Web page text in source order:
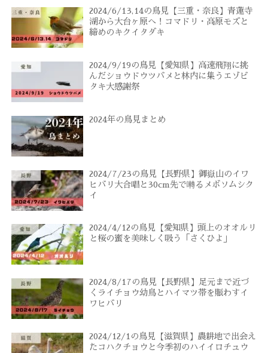
2024/6/13,14の鳥見【三重・奈良】青蓮寺
湖から大台ヶ原へ！コマドリ・高原モズと
締めのキクイタダキ
2024/9/19の鳥見【愛知県】高速飛翔に挑
んだショウドウツバメと林内に集うエゾビ
タキ大感謝祭
2024年の鳥見まとめ
2024/7/23の鳥見【長野県】御嶽山のイワ
ヒバリ大合唱と30cm先で囀るメボソムシク
イ
2024/4/12の鳥見【愛知県】頭上のオオルリ
と桜の蜜を美味しく吸う「さくひよ」
2024/8/17の鳥見【長野県】足元まで近づ
くライチョウ幼鳥とハイマツ帯を賑わすイ
ワヒバリ
2024/12/1の鳥見【滋賀県】農耕地で出会え
たコハクチョウと今季初のハイイロチュウ